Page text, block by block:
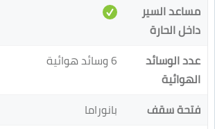
مساعد السير
داخل الحارة
عدد الوسائد
الهوائية
6 وسائد هوائية
فتحة سقف
بانوراما